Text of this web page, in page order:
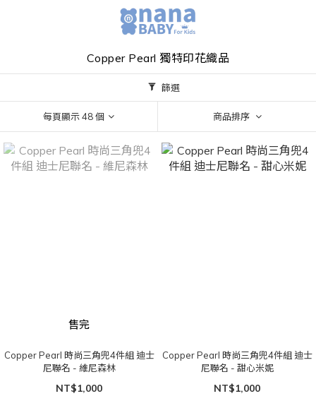
Copper Pearl 獨特印花織品
篩選
每頁顯示 48 個 商品排序
售完
Copper Pearl 時尚三角兜4件組 迪士
尼聯名 - 維尼森林
NT$1,000
Copper Pearl 時尚三角兜4件組 迪士
尼聯名 - 甜心米妮
NT$1,000